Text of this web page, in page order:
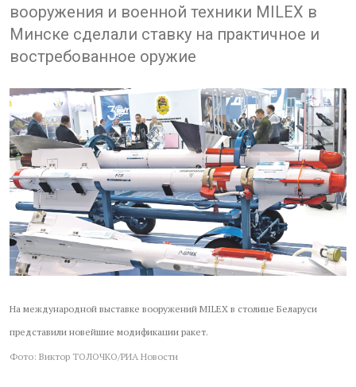
вооружения и военной техники MILEX в
Минске сделали ставку на практичное и
востребованное оружие
На международной выставке вооружений MILEX в столице Беларуси
представили новейшие модификации ракет.
Фото: Виктор ТОЛОЧКО/РИА Новости